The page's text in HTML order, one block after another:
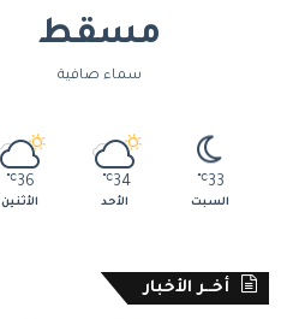
مسقط
سماء صافية
33
℃
السبت
34
℃
الأحد
36
℃
الأثنين
أخــر الأخبار